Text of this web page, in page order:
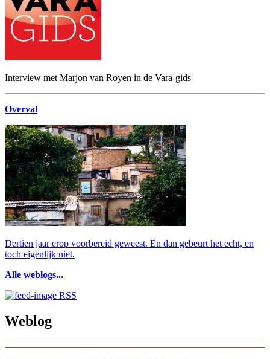
Interview met Marjon van Royen in de Vara-gids
Overval
Dertien jaar erop voorbereid geweest. En dan gebeurt het echt, en
toch eigenlijk niet.
Alle weblogs...
RSS
Weblog